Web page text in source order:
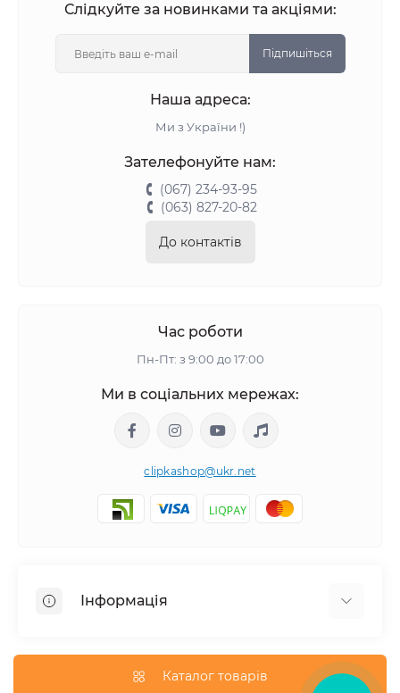
Слідкуйте за новинками та акціями:
Підпишіться
Наша адреса:
Ми з України !)
Зателефонуйте нам:
(067) 234-93-95
(063) 827-20-82
До контактів
Час роботи
Пн-Пт: з 9:00 до 17:00
Ми в соціальних мережах:
clipkashop@ukr.net
Інформація
Каталог товарів